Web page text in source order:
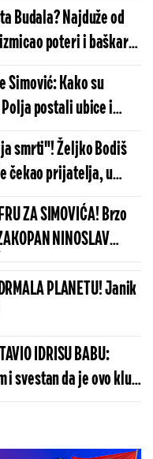
Budala? Najduže od
poteri i baškario
Simović: Kako su
postali ubice i
smrti"! Željko Bodiš
čekao prijatelja, u
40 metaka (VIDEO)
ZA SIMOVIĆA! Brzo
NINOSLAV
PLANETU! Janik
IDRISU BABU:
i svestan da je ovo klub